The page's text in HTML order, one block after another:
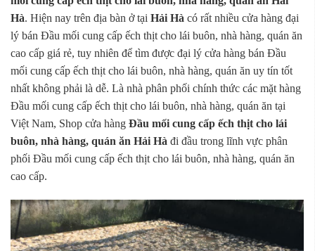
Hà. Hiện nay trên địa bàn ở tại Hải Hà có rất nhiều cửa hàng đại
lý bán Đầu mối cung cấp ếch thịt cho lái buôn, nhà hàng, quán ăn
cao cấp giá rẻ, tuy nhiên để tìm được đại lý cửa hàng bán Đầu
mối cung cấp ếch thịt cho lái buôn, nhà hàng, quán ăn uy tín tốt
nhất không phải là dễ. Là nhà phân phối chính thức các mặt hàng
Đầu mối cung cấp ếch thịt cho lái buôn, nhà hàng, quán ăn tại
Việt Nam, Shop cửa hàng Đầu mối cung cấp ếch thịt cho lái
buôn, nhà hàng, quán ăn Hải Hà đi đầu trong lĩnh vực phân
phối Đầu mối cung cấp ếch thịt cho lái buôn, nhà hàng, quán ăn
cao cấp.